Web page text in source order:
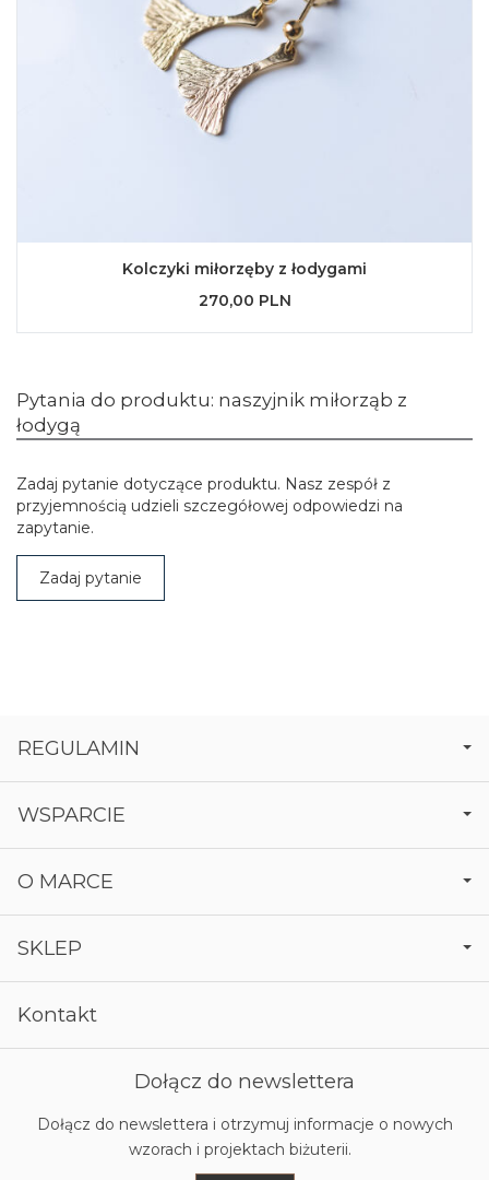
Kolczyki miłorzęby z łodygami
270,00 PLN
Pytania do produktu: naszyjnik miłorząb z
łodygą
Zadaj pytanie dotyczące produktu. Nasz zespół z
przyjemnością udzieli szczegółowej odpowiedzi na
zapytanie.
Zadaj pytanie
REGULAMIN
WSPARCIE
O MARCE
SKLEP
Kontakt
Dołącz do newslettera
Dołącz do newslettera i otrzymuj informacje o nowych
wzorach i projektach biżuterii.